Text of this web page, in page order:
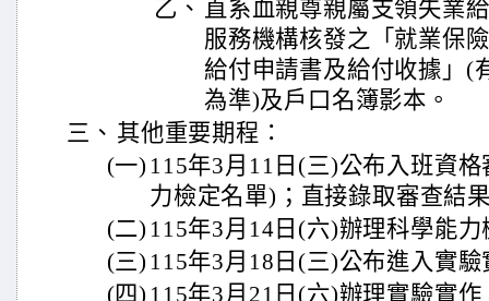
乙、 直系血親尊親屬支領失業
服務機構核發之「就業保
給付申請書及給付收據」(
為準)及戶口名簿影本。
三、 其他重要期程：
(一) 115年3月11日(三)公布入班資
力檢定名單)；直接錄取審查結
(二) 115年3月14日(六)辦理科學能力
(三) 115年3月18日(三)公布進入實
(四) 115年3月21日(六)辦理實驗實作